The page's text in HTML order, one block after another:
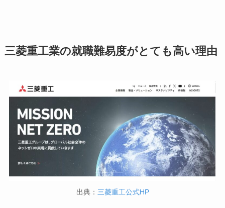
三菱重工業の就職難易度がとても高い理由
出典： 三菱重工公式HP